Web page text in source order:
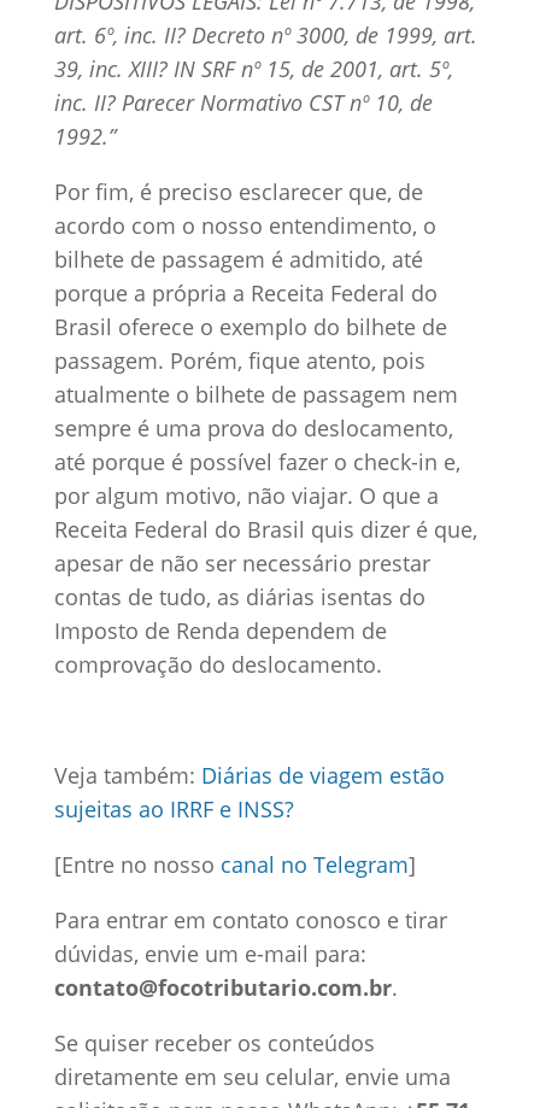
art. 6º, inc. II? Decreto nº 3000, de 1999, art.
39, inc. XIII? IN SRF nº 15, de 2001, art. 5º,
inc. II? Parecer Normativo CST nº 10, de
1992.”
Por fim, é preciso esclarecer que, de
acordo com o nosso entendimento, o
bilhete de passagem é admitido, até
porque a própria a Receita Federal do
Brasil oferece o exemplo do bilhete de
passagem. Porém, fique atento, pois
atualmente o bilhete de passagem nem
sempre é uma prova do deslocamento,
até porque é possível fazer o check-in e,
por algum motivo, não viajar. O que a
Receita Federal do Brasil quis dizer é que,
apesar de não ser necessário prestar
contas de tudo, as diárias isentas do
Imposto de Renda dependem de
comprovação do deslocamento.
Veja também: Diárias de viagem estão
sujeitas ao IRRF e INSS?
[Entre no nosso canal no Telegram]
Para entrar em contato conosco e tirar
dúvidas, envie um e-mail para:
contato@focotributario.com.br.
Se quiser receber os conteúdos
diretamente em seu celular, envie uma